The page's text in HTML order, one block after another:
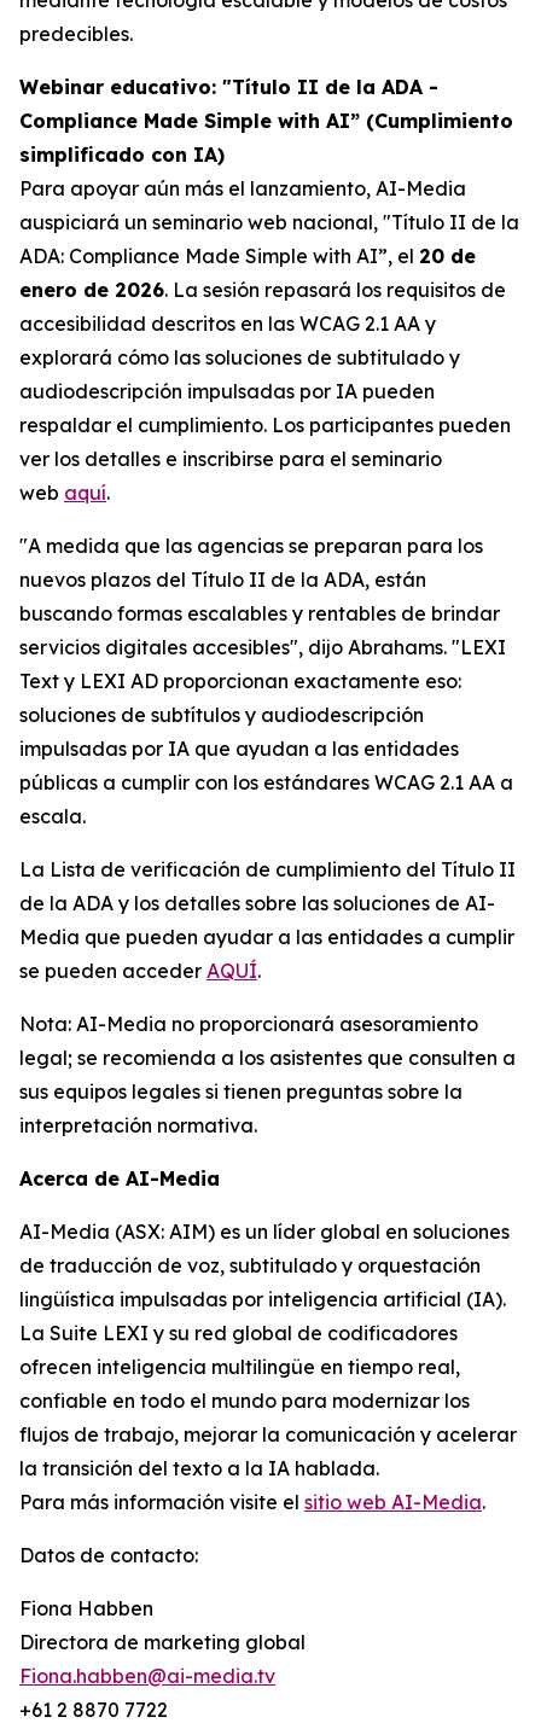
predecibles.
Webinar educativo: "Título II de la ADA -
Compliance Made Simple with AI” (Cumplimiento
simplificado con IA)
Para apoyar aún más el lanzamiento, AI-Media
auspiciará un seminario web nacional, "Título II de la
ADA: Compliance Made Simple with AI”, el 20 de
enero de 2026. La sesión repasará los requisitos de
accesibilidad descritos en las WCAG 2.1 AA y
explorará cómo las soluciones de subtitulado y
audiodescripción impulsadas por IA pueden
respaldar el cumplimiento. Los participantes pueden
ver los detalles e inscribirse para el seminario
web aquí.
"A medida que las agencias se preparan para los
nuevos plazos del Título II de la ADA, están
buscando formas escalables y rentables de brindar
servicios digitales accesibles", dijo Abrahams. "LEXI
Text y LEXI AD proporcionan exactamente eso:
soluciones de subtítulos y audiodescripción
impulsadas por IA que ayudan a las entidades
públicas a cumplir con los estándares WCAG 2.1 AA a
escala.
La Lista de verificación de cumplimiento del Título II
de la ADA y los detalles sobre las soluciones de AI-
Media que pueden ayudar a las entidades a cumplir
se pueden acceder AQUÍ.
Nota: AI-Media no proporcionará asesoramiento
legal; se recomienda a los asistentes que consulten a
sus equipos legales si tienen preguntas sobre la
interpretación normativa.
Acerca de AI-Media
AI-Media (ASX: AIM) es un líder global en soluciones
de traducción de voz, subtitulado y orquestación
lingüística impulsadas por inteligencia artificial (IA).
La Suite LEXI y su red global de codificadores
ofrecen inteligencia multilingüe en tiempo real,
confiable en todo el mundo para modernizar los
flujos de trabajo, mejorar la comunicación y acelerar
la transición del texto a la IA hablada.
Para más información visite el sitio web AI-Media.
Datos de contacto:
Fiona Habben
Directora de marketing global
Fiona.habben@ai-media.tv
+61 2 8870 7722